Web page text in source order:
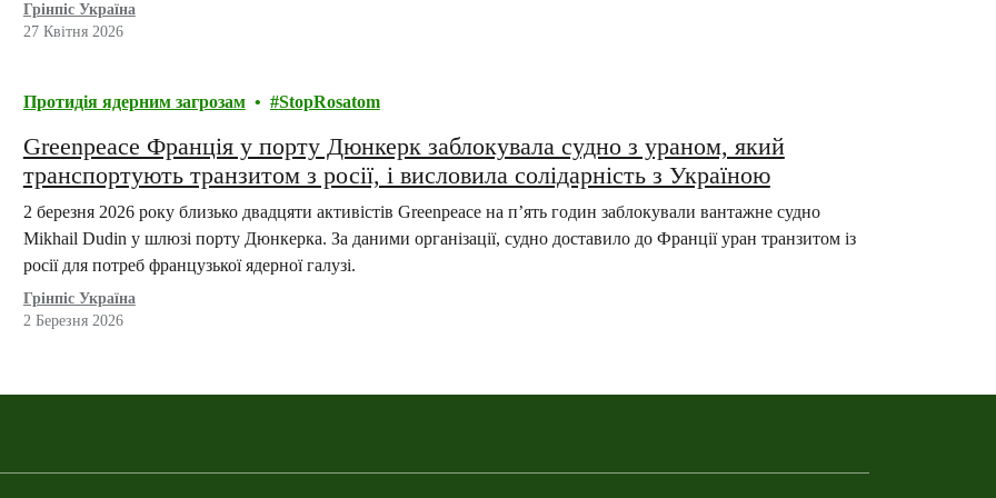
Грінпіс Україна
27 Квітня 2026
Протидія ядерним загрозам StopRosatom
Greenpeace Франція у порту Дюнкерк заблокувала судно з ураном, який
транспортують транзитом з росії, і висловила солідарність з Україною
2 березня 2026 року близько двадцяти активістів Greenpeace на п’ять годин заблокували вантажне судно
Mikhail Dudin у шлюзі порту Дюнкерка. За даними організації, судно доставило до Франції уран транзитом із
росії для потреб французької ядерної галузі.
Грінпіс Україна
2 Березня 2026